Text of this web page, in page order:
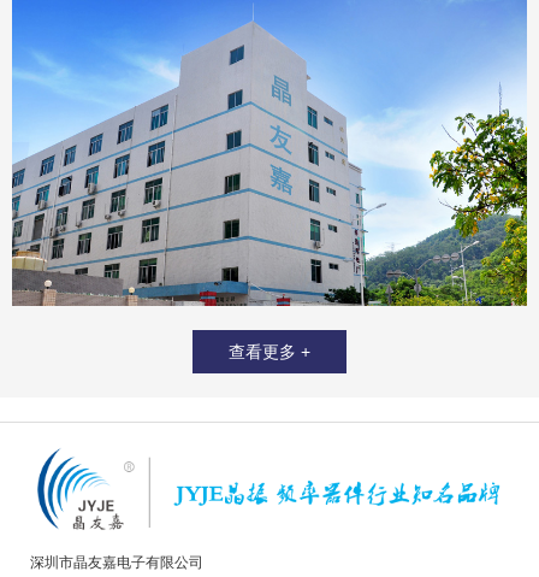
查看更多 +
深圳市晶友嘉电子有限公司